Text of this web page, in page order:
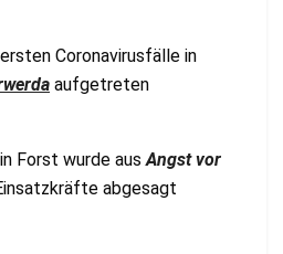
Coronavirusfälle in
aufgetreten
Forst wurde aus Angst vor
abgesagt